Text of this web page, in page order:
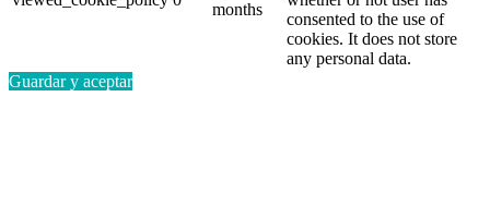
months
consented to the use of
cookies. It does not store
any personal data.
Guardar y aceptar